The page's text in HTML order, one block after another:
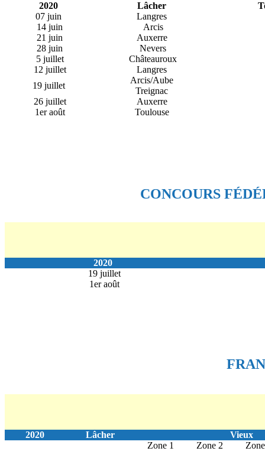
2020 Lâcher
07 juin
Langres
14 juin
Arcis
21 juin
Auxerre
28 juin
Nevers
5 juillet
Châteauroux
12 juillet
Langres
19 juillet
Arcis/Aube
Treignac
26 juillet
Auxerre
1er août
Toulouse
CONCOURS
2020
19 juillet
1er août
2020 Lâcher
Vieux
Zone 1
Zone 2